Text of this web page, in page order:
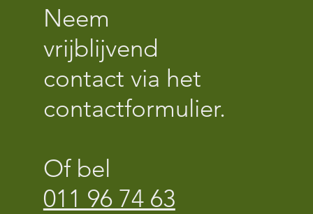
Neem
vrijblijvend
contact via het
contactformulier.
Of bel
011 96 74 63